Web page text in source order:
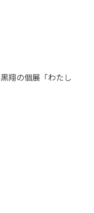
翔の個展「わたし